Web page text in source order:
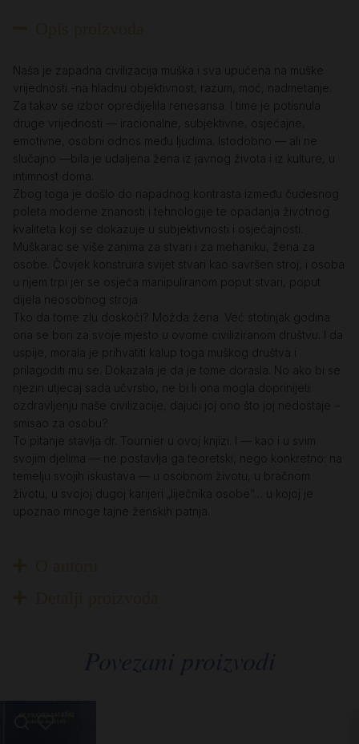
Naša je zapadna civilizacija muška i sva upućena na muške
vrijednosti -na hladnu objektivnost, razum, moć, nadmetanje.
Za takav se izbor opredijelila renesansa. I time je potisnula
druge vrijednosti — iracionalne, subjektivne, osjećajne,
emotivne, osobni odnos među ljudima. Istodobno — ali ne
slučajno —bila je udaljena žena iz javnog života i iz kulture, u
intimnost doma.
Zbog toga je došlo do napadnog kontrasta između čudesnog
poleta moderne znanosti i tehnologije te opadanja životnog
kvaliteta koji se dokazuje u subjektivnosti i osjećajnosti.
Muškarac se više zanima za stvari i za mehaniku, žena za
osobe. Čovjek konstruira svijet stvari kao savršen stroj, i osoba
u njem trpi jer se osjeća manipuliranom poput stvari, poput
dijela neosobnog stroja.
Tko da tome zlu doskoči? Možda žena. Već stotinjak godina
ona se bori za svoje mjesto u ovome civiliziranom društvu. I da
uspije, morala je prihvatiti kalup toga muškog društva i
prilagoditi mu se. Dokazala je da je tome dorasla. No ako bi se
njezin utjecaj sada učvrstio, ne bi li ona mogla doprinijeti
ozdravljenju naše civilizacije, dajući joj ono što joj nedostaje –
smisao za osobu?
To pitanje stavlja dr. Tournier u ovoj knjizi. I — kao i u svim
svojim djelima — ne postavlja ga teoretski, nego konkretno: na
temelju svojih iskustava — u osobnom životu, u bračnom
životu, u svojoj dugoj karijeri „liječnika osobe”… u kojoj je
upoznao mnoge tajne ženskih patnja.